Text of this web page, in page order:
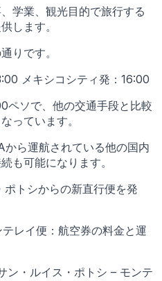
学業、観光目的で旅行する
します。
りです。
メキシコシティ発：16:00
ペソで、他の交通手段と比較
っています。
ら運航されている他の国内
も可能になります。
トシからの新直行便を発
レイ便：航空券の料金と運
ン・ルイス・ポトシ – モンテ